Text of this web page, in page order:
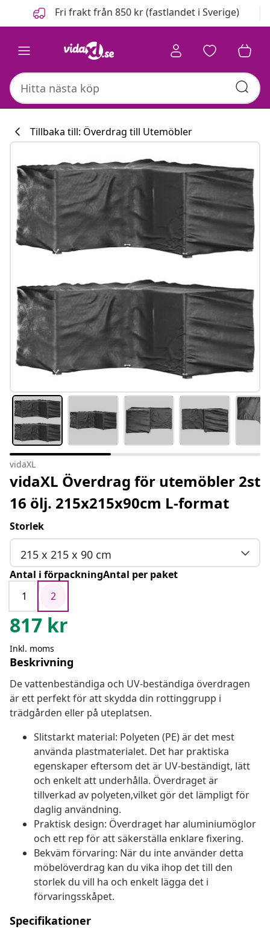
FöregåendeFri frakt från 850 kr (fastlandet i Sverige)
Tillbaka till: Överdrag till Utemöbler
vidaXL
vidaXL Överdrag för utemöbler 2st
16 ölj. 215x215x90cm L-format
Storlek
215 x 215 x 90 cm
Antal i förpackningAntal per paket
1
2
817 kr
Inkl. moms
Beskrivning
De vattenbeständiga och UV-beständiga överdragen
är ett perfekt för att skydda din rottinggrupp i
trädgården eller på uteplatsen.
Slitstarkt material: Polyeten (PE) är det mest
använda plastmaterialet. Det har praktiska
egenskaper eftersom det är UV-beständigt, lätt
och enkelt att underhålla. Överdraget är
tillverkad av polyeten,vilket gör det lämpligt för
daglig användning.
Praktisk design: Överdraget har aluminiumöglor
och ett rep för att säkerställa enklare fixering.
Bekväm förvaring: När du inte använder detta
möbelöverdrag kan du vika ihop det till den
storlek du vill ha och enkelt lägga det i
förvaringsskåpet.
Specifikationer